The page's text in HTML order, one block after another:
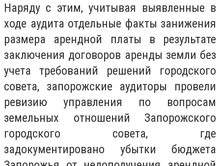
Наряду с этим, учитывая выявленные в
ходе аудита отдельные факты занижения
размера арендной платы в результате
заключения договоров аренды земли без
учета требований решений городского
совета, запорожские аудиторы провели
ревизию управления по вопросам
земельных отношений Запорожского
городского совета, где
задокументировано убытки бюджета